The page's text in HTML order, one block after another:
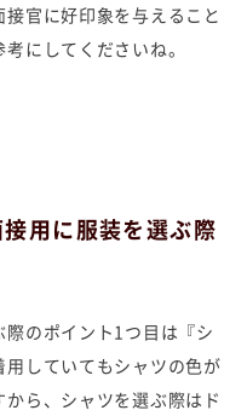
官に好印象を与えること
にしてくださいね。
接用に服装を選ぶ際
のポイント1つ目は『シ
用していてもシャツの色が
ら、シャツを選ぶ際はド